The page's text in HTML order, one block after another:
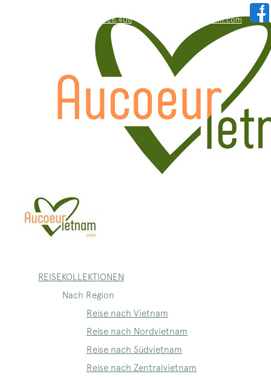
WhatsApp: +84.909.426.406 hallo@aucoeurvietnam.com
REISEKOLLEKTIONEN
Nach Region
Reise nach Vietnam
Reise nach Nordvietnam
Reise nach Südvietnam
Reise nach Zentralvietnam